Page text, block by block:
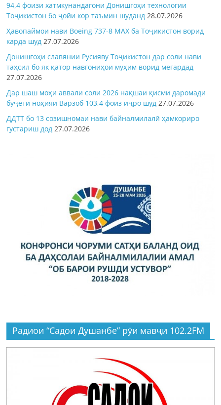
94,4 фоизи хатмкунандагони Донишгоҳи технологии
Тоҷикистон бо ҷойи кор таъмин шуданд 28.07.2026
Ҳавопаймои нави Boeing 737-8 MAX ба Тоҷикистон ворид
карда шуд 27.07.2026
Донишгоҳи славянии Русияву Тоҷикистон дар соли нави
таҳсил бо як қатор навгониҳои муҳим ворид мегардад
27.07.2026
Дар шаш моҳи аввали соли 2026 нақшаи қисми даромади
буҷети ноҳияи Варзоб 103,4 фоиз иҷро шуд 27.07.2026
ДДТТ бо 13 созишномаи нави байналмилалӣ ҳамкориро
густариш дод 27.07.2026
Радиои “Садои Душанбе” рӯи мавҷи 102.2FM